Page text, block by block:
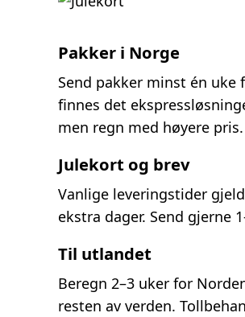
Pakker i Norge
Send pakker minst én
finnes det
men regn med høyere pris.
Julekort og brev
Vanlige leveringstider
ekstra dager. Send gjerne
Til utlandet
Beregn 2–3 uker for
resten av verden.